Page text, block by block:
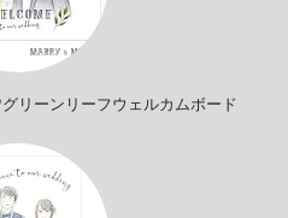
リーンリーフウェルカムボード